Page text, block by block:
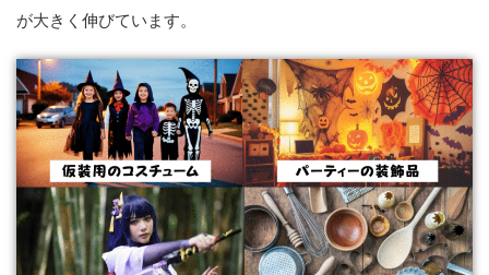
が大きく伸びています。